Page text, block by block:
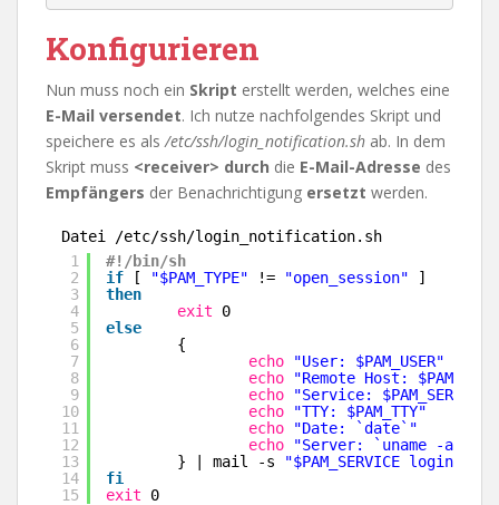
Konfigurieren
Nun muss noch ein Skript erstellt werden, welches eine
E-Mail versendet. Ich nutze nachfolgendes Skript und
speichere es als/etc/ssh/login_notification.sh ab. In dem
Skript muss <receiver> durch die E-Mail-Adresse des
Empfängers der Benachrichtigung ersetzt werden.
Datei /etc/ssh/login_notification.sh
1
2
3
4
5
6
7
8
9
10
11
12
13
14
15
#!/bin/sh
if
[ "$PAM_TYPE" != "open_session"
]
then
exit
0
else
{
echo
"User: $PAM_USER"
echo
"Remote Host:
echo
"Service: $PAM_SERVICE"
echo
"TTY: $PAM_TTY"
echo
"Date: `date`"
echo
"Server: `uname -a`"
} | mail -s
"$PAM_SERVICE login on
fi
exit
0